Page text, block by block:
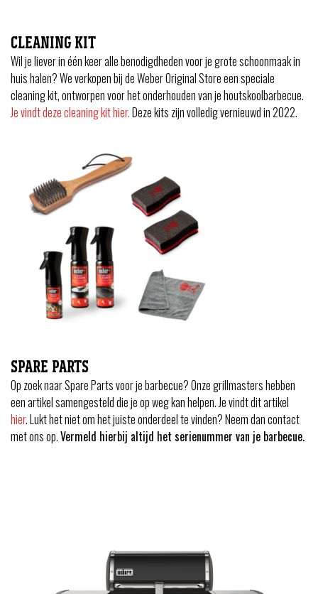
CLEANING KIT
Wil je liever in één keer alle benodigdheden voor je grote schoonmaak in
huis halen? We verkopen bij de Weber Original Store een speciale
cleaning kit, ontworpen voor het onderhouden van je houtskoolbarbecue.
Je vindt deze cleaning kit hier.Deze kits zijn volledig vernieuwd in 2022.
SPARE PARTS
Op zoek naar Spare Parts voor je barbecue? Onze grillmasters hebben
een artikel samengesteld die je op weg kan helpen. Je vindt dit artikel
hier. Lukt het niet om het juiste onderdeel te vinden? Neem dan contact
met ons op.Vermeld hierbij altijd het serienummer van je barbecue.